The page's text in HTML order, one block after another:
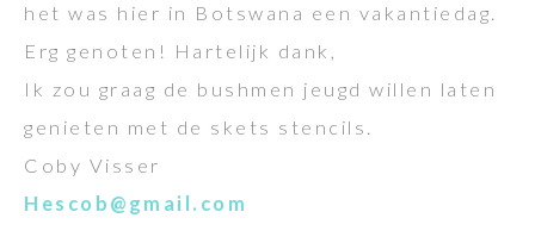
het was hier in Botswana een vakantiedag.
Erg genoten! Hartelijk dank,
Ik zou graag de bushmen jeugd willen laten
genieten met de skets stencils.
Coby Visser
Hescob@gmail.com